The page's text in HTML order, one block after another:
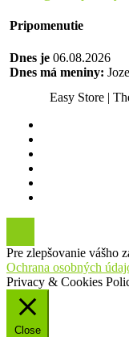
Pripomenutie
Dnes je 06.08.2026
Dnes má meniny:
Easy Store |
Pre zlepšovanie vášho
Ochrana osobných
Privacy & Cookies
Close